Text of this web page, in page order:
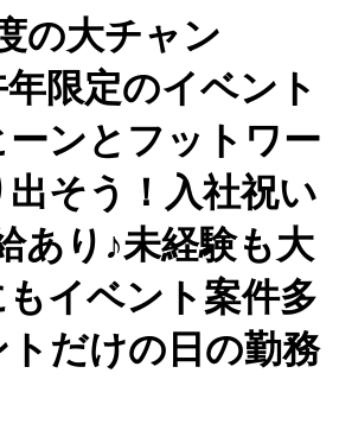
の大チャン
限定のイベント
ンとフットワー
そう！入社祝い
あり♪未経験も大
イベント案件多
だけの日の勤務